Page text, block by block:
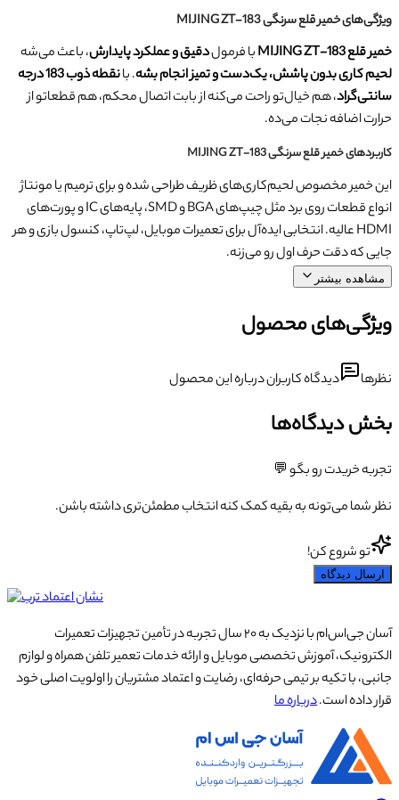
ویژگی‌های خمیر قلع سرنگی MIJING ZT-183
خمیر قلع MIJING ZT-183 با فرمولدقیق و عملکرد پایدارش، باعث می‌شه
لحیم کاری بدون پاشش، یک‌دست و تمیز انجام بشه. بانقطه ذوب 183
درجه
سانتی‌گراد، هم خیال‌تو راحت می‌کنه از بابت اتصال محکم، هم قطعاتو از
حرارت اضافه نجات می‌ده.
کاربردهای خمیر قلع سرنگی MIJING ZT-183
این خمیر مخصوص لحیم‌کاری‌های ظریف طراحی شده و برای ترمیم یا مونتاژ
انواع قطعات روی برد مثل چیپ‌های BGA و SMD، پایه‌های IC و پورت‌های
HDMI عالیه. انتخابی ایده‌آل برای تعمیرات موبایل، لپ‌تاپ، کنسول بازی و هر
جایی که دقت حرف اول رو می‌زنه.
مشاهده بیشتر
ویژگی‌های محصول
نظرها دیدگاه کاربران درباره این محصول
بخش دیدگاه‌ها
تجربه خریدت رو بگو 💬
نظر شما می‌تونه به بقیه کمک کنه انتخاب مطمئن‌تری داشته باشن.
تو شروع کن!
ارسال دیدگاه
آسان جی‌اس‌ام با نزدیک به ۲۰ سال تجربه در تأمین تجهیزات تعمیرات
الکترونیک، آموزش تخصصی موبایل و ارائه خدمات تعمیر تلفن همراه و لوازم
جانبی، با تکیه بر تیمی حرفه‌ای، رضایت و اعتماد مشتریان را اولویت اصلی خود
قرار داده است.درباره ما